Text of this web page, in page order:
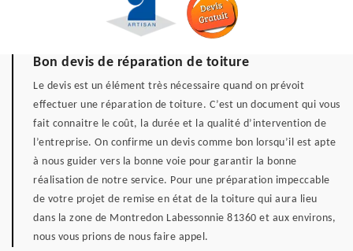
Bon devis de réparation de toiture
Le devis est un élément très nécessaire quand on prévoit
effectuer une réparation de toiture. C’est un document qui vous
fait connaitre le coût, la durée et la qualité d’intervention de
l’entreprise. On confirme un devis comme bon lorsqu’il est apte
à nous guider vers la bonne voie pour garantir la bonne
réalisation de notre service. Pour une préparation impeccable
de votre projet de remise en état de la toiture qui aura lieu
dans la zone de Montredon Labessonnie 81360 et aux environs,
nous vous prions de nous faire appel.